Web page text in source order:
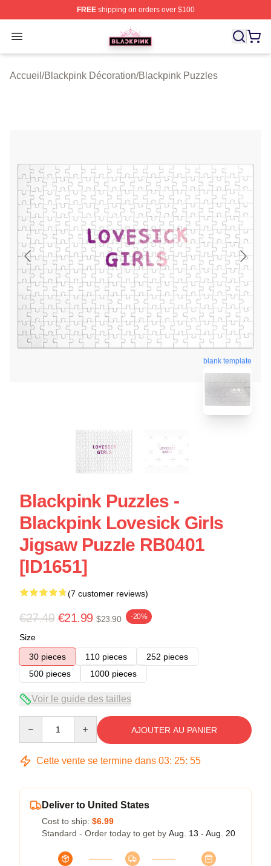
FREEshipping on orders over $100
Open menu
BLACKPINK Shop - Official BLACKPINK Merchandise
Accueil /Blackpink Décoration/Blackpink Puzzles
blank template
Blackpink Puzzles -
Blackpink Lovesick Girls
Jigsaw Puzzle RB0401
[ID1651]
(7 customer reviews)
€27.49 €21.99 $23.90 -20%
Size
30 pieces
110 pieces
252 pieces
500 pieces
1000 pieces
Voir le guide des tailles
AJOUTER AU PANIER
Cette vente se termine dans 03: 25: 54
Deliver to United States
Cost to ship: $6.99
Standard - Order today to get by Aug. 13 - Aug. 20